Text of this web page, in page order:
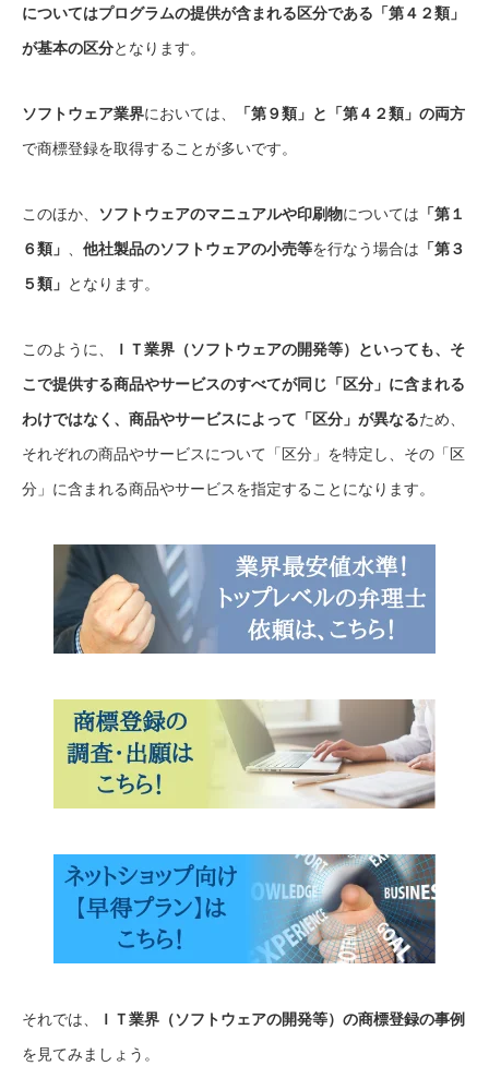
についてはプログラムの提供が含まれる区分である「第４２類」
が基本の区分となります。
ソフトウェア業界においては、
「第９類」と「第４２類」の両方
で商標登録を取得することが多いです。
このほか、 ソフトウェアのマニュアルや印刷物については 「第１
６類」
他社製品のソフトウェアの小売等を行なう場合は 「第３
５類」 となります。
このように、
ＩＴ業界（ソフトウェアの開発等）といっても、そ
こで提供する商品やサービスのすべてが同じ「区分」に含まれる
わけではなく、商品やサービスによって「区分」が異なるため、
それぞれの商品やサービスについて「区分」を特定し、その「区
分」に含まれる商品やサービスを指定することになります。
それでは、
ＩＴ業界（ソフトウェアの開発等）の商標登録の事例
を見てみましょう。